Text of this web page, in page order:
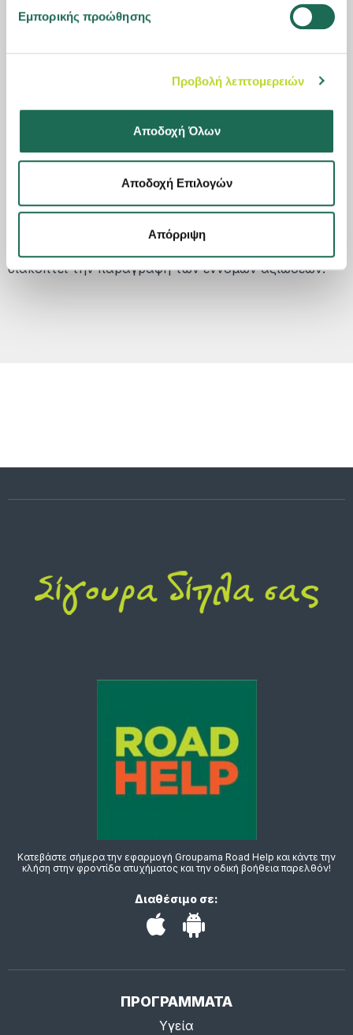
Εμπορικής προώθησης
Προβολή λεπτομερειών
Αποδοχή Όλων
Αποδοχή Επιλογών
Απόρριψη
Διεύθυνση Εποπτείας Ιδιωτικής Ασφάλισης
Ελευθερίου Βενιζέλου 21, 10250 Αθήνα
Υπουργείο Ανάπτυξης & Επενδύσεων
Πλατεία Κάνιγγος, 10181, Αθήνα
Συνήγορος του Καταναλωτή
Λεωφ. Αλεξάνδρας 144, 11471, Αθήνα
6460734, 210 6460458
Η ενεργοποίηση του εν λόγω μηχανισμού δεν
διακόπτει την παραγραφή των έννομων αξιώσεων.
Κατεβάστε σήμερα την εφαρμογή Groupama Road Help και κάντε την
κλήση στην φροντίδα ατυχήματος και την οδική βοήθεια παρελθόν!
Διαθέσιμο σε:
ΠΡΟΓΡΑΜΜΑΤΑ
Υγεία